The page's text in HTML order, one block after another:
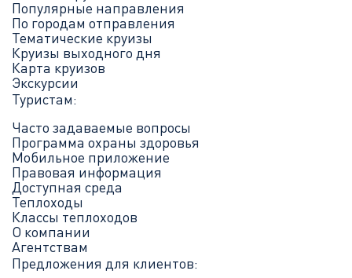
Популярные направления
По городам отправления
Тематические круизы
Круизы выходного дня
Карта круизов
Экскурсии
Туристам:
Часто задаваемые вопросы
Программа охраны здоровья
Мобильное приложение
Правовая информация
Доступная среда
Теплоходы
Классы теплоходов
О компании
Агентствам
Предложения для клиентов: